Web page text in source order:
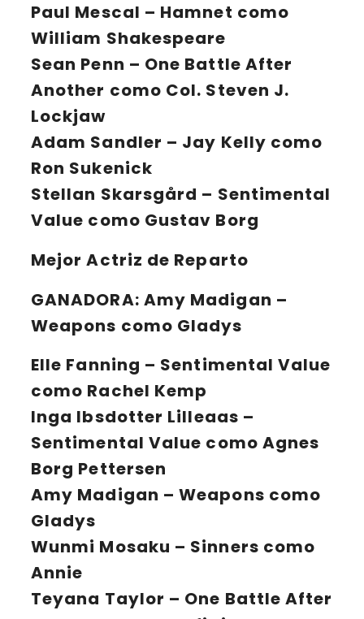
Paul Mescal – Hamnet como
William Shakespeare
Sean Penn – One Battle After
Another como Col. Steven J.
Lockjaw
Adam Sandler – Jay Kelly como
Ron Sukenick
Stellan Skarsgård – Sentimental
Value como Gustav Borg
Mejor Actriz de Reparto
GANADORA: Amy Madigan –
Weapons como Gladys
Elle Fanning – Sentimental Value
como Rachel Kemp
Inga Ibsdotter Lilleaas –
Sentimental Value como Agnes
Borg Pettersen
Amy Madigan – Weapons como
Gladys
Wunmi Mosaku – Sinners como
Annie
Teyana Taylor – One Battle After